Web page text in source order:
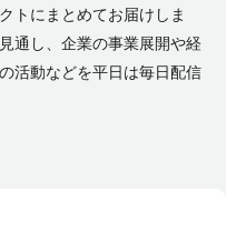
トにまとめてお届けしま
通し、企業の事業展開や経
活動などを平日は毎日配信